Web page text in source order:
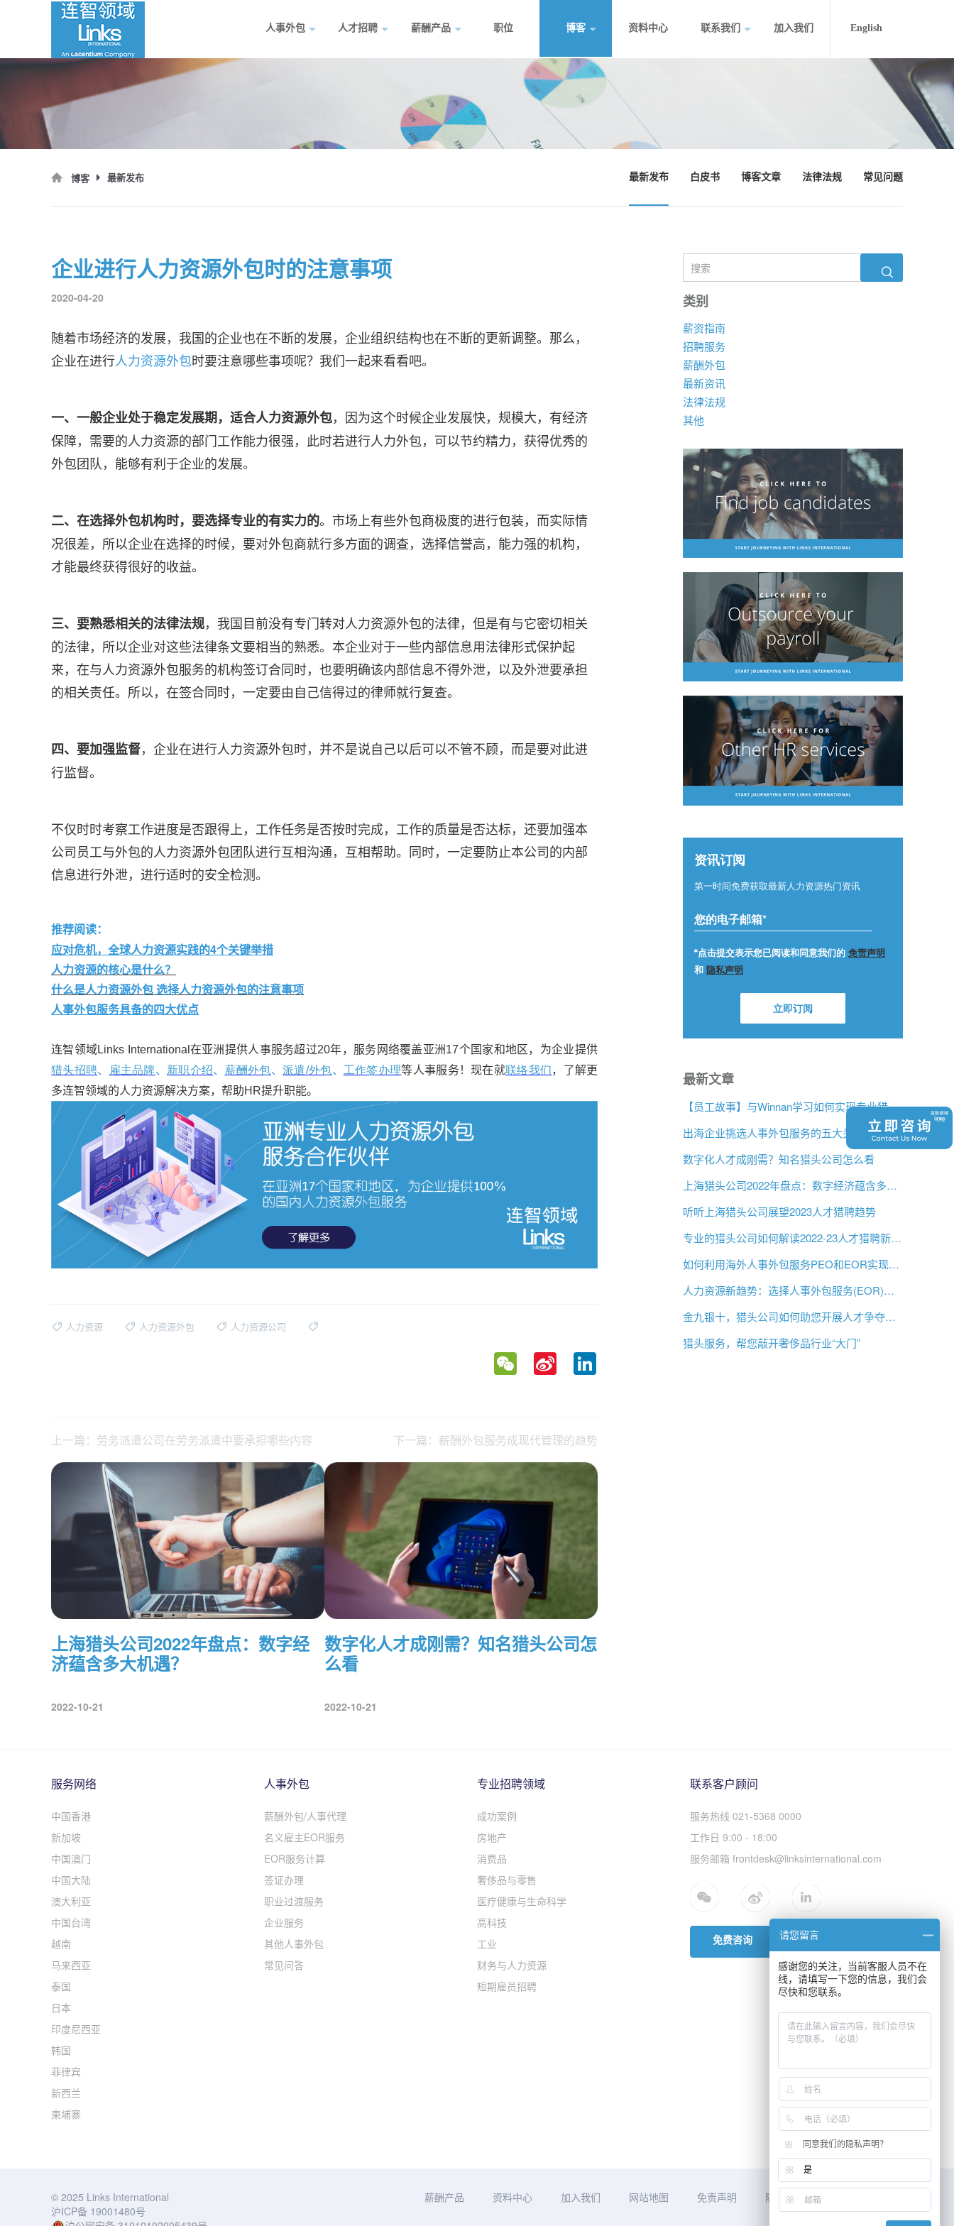
人事外包 人才招聘 薪酬产品 职位 博客 资料中心 联系我们 加入我们 English
博客 最新发布 最新发布 白皮书 博客文章 法律法规 常见问题
企业进行人力资源外包时的注意事项
2020-04-20
随着市场经济的发展，我国的企业也在不断的发展，企业组织结构也在不断的更新调整。那么，
企业在进行人力资源外包时要注意哪些事项呢？我们一起来看看吧。
一、一般企业处于稳定发展期，适合人力资源外包，因为这个时候企业发展快，规模大，有经济
保障，需要的人力资源的部门工作能力很强，此时若进行人力外包，可以节约精力，获得优秀的
外包团队，能够有利于企业的发展。
二、在选择外包机构时，要选择专业的有实力的。市场上有些外包商极度的进行包装，而实际情
况很差，所以企业在选择的时候，要对外包商就行多方面的调查，选择信誉高，能力强的机构，
才能最终获得很好的收益。
三、要熟悉相关的法律法规，我国目前没有专门转对人力资源外包的法律，但是有与它密切相关
的法律，所以企业对这些法律条文要相当的熟悉。本企业对于一些内部信息用法律形式保护起
来，在与人力资源外包服务的机构签订合同时，也要明确该内部信息不得外泄，以及外泄要承担
的相关责任。所以，在签合同时，一定要由自己信得过的律师就行复查。
四、要加强监督，企业在进行人力资源外包时，并不是说自己以后可以不管不顾，而是要对此进
行监督。
不仅时时考察工作进度是否跟得上，工作任务是否按时完成，工作的质量是否达标，还要加强本
公司员工与外包的人力资源外包团队进行互相沟通，互相帮助。同时，一定要防止本公司的内部
信息进行外泄，进行适时的安全检测。
推荐阅读：
应对危机，全球人力资源实践的4个关键举措
人力资源的核心是什么？
什么是人力资源外包 选择人力资源外包的注意事项
人事外包服务具备的四大优点
连智领域Links International在亚洲提供人事服务超过20年，服务网络覆盖亚洲17个国家和地区，为企业提供
猎头招聘、 雇主品牌、 新职介绍、 薪酬外包、派遣/外包、 工作签办理等人事服务！现在就联络我们，了解更
多连智领域的人力资源解决方案，帮助HR提升职能。
人力资源 人力资源外包 人力资源公司
WeChat
Sina
Weibo
上一篇：劳务派遣公司在劳务派遣中要承担哪些内容 下一篇：薪酬外包服务成现代管理的趋势
上海猎头公司2022年盘点：数字经
济蕴含多大机遇？
2022-10-21
数字化人才成刚需？知名猎头公司怎
么看
2022-10-21
类别
薪资指南
招聘服务
薪酬外包
最新资讯
法律法规
其他
最新文章
【员工故事】与Winnan学习如何实现专业猎头团队的发展
出海企业挑选人事外包服务的五大关键问题是什么？
数字化人才成刚需？知名猎头公司怎么看
上海猎头公司2022年盘点：数字经济蕴含多大机遇？
听听上海猎头公司展望2023人才猎聘趋势
专业的猎头公司如何解读2022-23人才猎聘新趋势？
如何利用海外人事外包服务PEO和EOR实现增长？
人力资源新趋势：选择人事外包服务(EOR)还是专业雇主组织(PEO)？
金九银十，猎头公司如何助您开展人才争夺战？
猎头服务，帮您敲开奢侈品行业“大门”
服务网络
中国香港
新加坡
中国澳门
中国大陆
澳大利亚
中国台湾
越南
马来西亚
泰国
日本
印度尼西亚
韩国
菲律宾
新西兰
柬埔寨
人事外包
薪酬外包/人事代理
名义雇主EOR服务
EOR服务计算
签证办理
职业过渡服务
企业服务
其他人事外包
常见问答
专业招聘领域
成功案例
房地产
消费品
奢侈品与零售
医疗健康与生命科学
高科技
工业
财务与人力资源
短期雇员招聘
联系客户顾问
服务热线 021-5368 0000
工作日 9:00 - 18:00
服务邮箱 frontdesk@linksinternational.com
免费咨询
© 2025 Links International
沪ICP备 19001480号
薪酬产品 资料中心 加入我们 网站地图 免责声明 隐私声明
请您留言
感谢您的关注，当前客服人员不在
线，请填写一下您的信息，我们会
尽快和您联系。
同意我们的隐私声明？
是